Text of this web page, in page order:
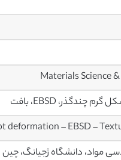
deformation – EBSD –
مواد، دانشگاه ژجیانگ، چین